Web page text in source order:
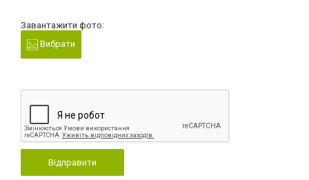
Завантажити фото:
Вибрати
Відправити